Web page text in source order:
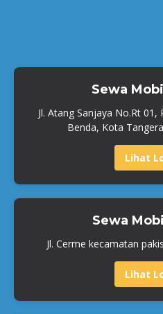
Sewa
Jl. Atang Sanjaya No.Rt 01,
Benda, Kota
Lihat
Sewa
Jl. Cerme kecamatan
Lihat